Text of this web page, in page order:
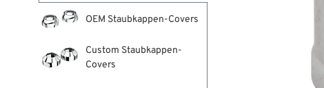
OEM Staubkappen-Covers
Custom Staubkappen-
Covers